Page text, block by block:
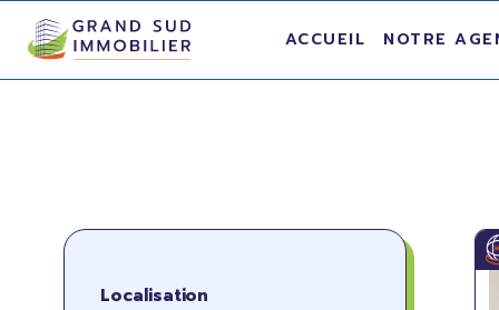
ACCUEIL NOTRE
Localisation